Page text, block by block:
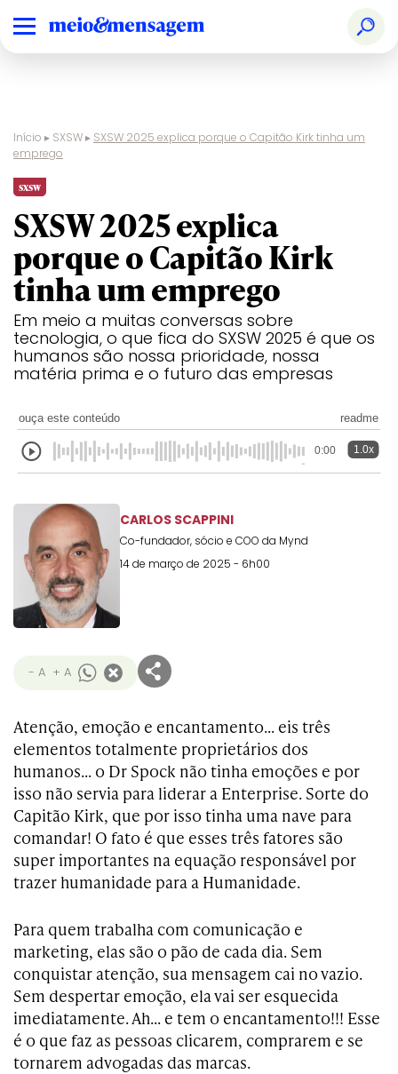
Início ▸ SXSW▸ SXSW 2025 explica porque o Capitão Kirk tinha um
emprego
sxsw
SXSW 2025 explica
porque o Capitão Kirk
tinha um emprego
Em meio a muitas conversas sobre
tecnologia, o que fica do SXSW 2025 é que os
humanos são nossa prioridade, nossa
matéria prima e o futuro das empresas
ouça este conteúdo readme
0:00 1.0x
CARLOS SCAPPINI
Co-fundador, sócio e COO da Mynd
14 de março de 2025 - 6h00
- A + A
Atenção, emoção e encantamento… eis três
elementos totalmente proprietários dos
humanos… o Dr Spock não tinha emoções e por
isso não servia para liderar a Enterprise. Sorte do
Capitão Kirk, que por isso tinha uma nave para
comandar! O fato é que esses três fatores são
super importantes na equação responsável por
trazer humanidade para a Humanidade.
Para quem trabalha com comunicação e
marketing, elas são o pão de cada dia. Sem
conquistar atenção, sua mensagem cai no vazio.
Sem despertar emoção, ela vai ser esquecida
imediatamente. Ah… e tem o encantamento!!! Esse
é o que faz as pessoas clicarem, comprarem e se
tornarem advogadas das marcas.